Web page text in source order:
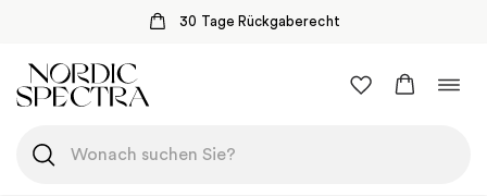
30 Tage Rückgaberecht
Inhalt
springen